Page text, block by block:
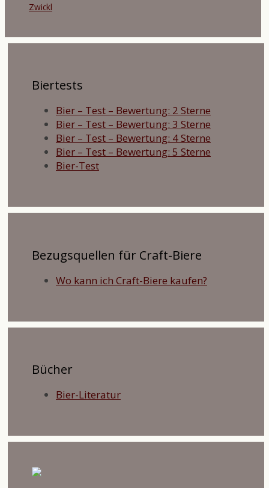
Zwickl
Biertests
Bier – Test – Bewertung: 2 Sterne
Bier – Test – Bewertung: 3 Sterne
Bier – Test – Bewertung: 4 Sterne
Bier – Test – Bewertung: 5 Sterne
Bier-Test
Bezugsquellen für Craft-Biere
Wo kann ich Craft-Biere kaufen?
Bücher
Bier-Literatur